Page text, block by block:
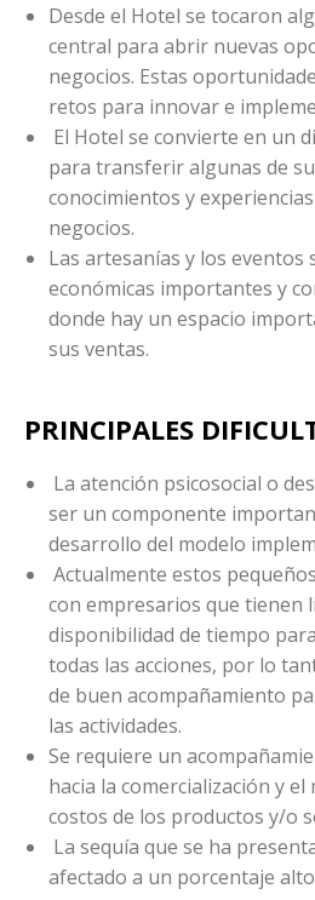
Desde el Hotel se tocaron
central para abrir nuevas
negocios. Estas
retos para innovar e
El Hotel se convierte en un
para transferir algunas de
conocimientos y
negocios.
Las artesanías y los eventos
económicas importantes y
donde hay un espacio
sus ventas.
PRINCIPALES
La atención psicosocial o
ser un componente
desarrollo del modelo
Actualmente estos
con empresarios que tienen
disponibilidad de tiempo
todas las acciones, por lo
de buen acompañamiento
las actividades.
Se requiere un
hacia la comercialización y
costos de los productos y/o
La sequía que se ha
afectado a un porcentaje